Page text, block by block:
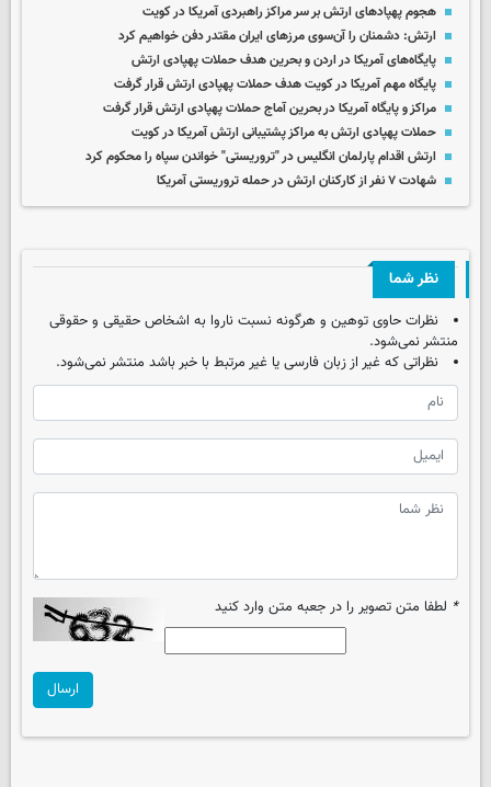
هجوم پهپادهای ارتش بر سر مراکز راهبردی آمریکا در کویت
ارتش: دشمنان را آن‌سوی مرزهای ایران مقتدر دفن خواهیم کرد
پایگاه‌های آمریکا در اردن و بحرین هدف حملات پهپادی ارتش
پایگاه مهم آمریکا در کویت هدف حملات پهپادی ارتش قرار گرفت
مراکز و پایگاه آمریکا در بحرین آماج حملات پهپادی ارتش قرار گرفت
حملات پهپادی ارتش به مراکز پشتیبانی ارتش آمریکا در کویت
ارتش اقدام پارلمان انگلیس در "تروریستی" خواندن سپاه را محکوم کرد
شهادت ۷ نفر از کارکنان ارتش در حمله تروریستی آمریکا
نظر شما
نظرات حاوی توهین و هرگونه نسبت ناروا به اشخاص حقیقی و حقوقی
منتشر نمی‌شود.
نظراتی که غیر از زبان فارسی یا غیر مرتبط با خبر باشد منتشر نمی‌شود.
* لطفا متن تصویر را در جعبه متن وارد کنید
ارسال